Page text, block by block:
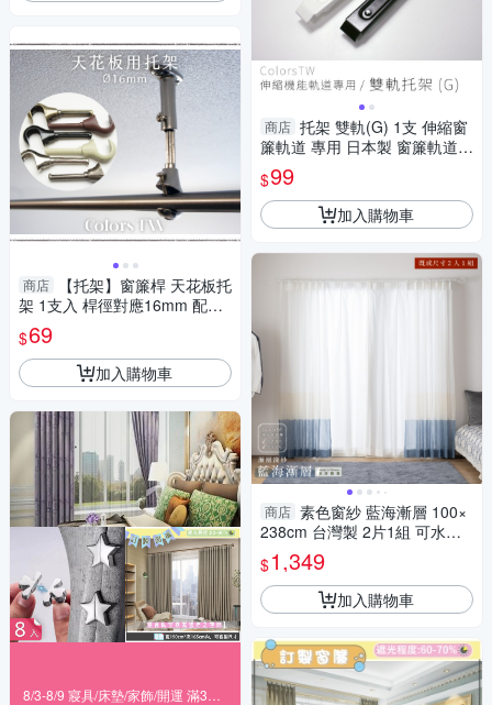
商店
【托架】窗簾桿 天花板托
架 1支入 桿徑對應16mm 配件
五金用品
$69
加入購物車
商店 托架 雙軌(G) 1支 伸縮窗
簾軌道 專用 日本製 窗簾軌道安
裝DIY 方型伸縮窗簾軌道 窗簾
伸縮桿
$99
加入購物車
商店 素色窗紗 藍海漸層 100×
238cm 台灣製 2片1組 可水洗
落地窗 藍色 水藍色 白色 夏日
紗簾 兩倍抓皺
$1,349
加入購物車